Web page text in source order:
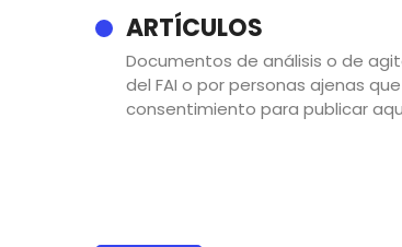
ARTÍCULOS
Documentos de análisis o de
del FAI o por personas ajenas
consentimiento para publicar